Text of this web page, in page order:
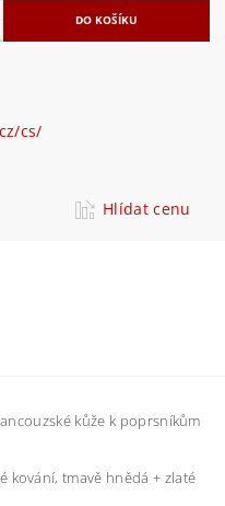
cs/
Hlídat cenu
kůže k poprsníkům
kování, tmavě hnědá + zlaté